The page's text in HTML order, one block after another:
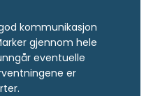
kommunikasjon
gjennom hele
eventuelle
er